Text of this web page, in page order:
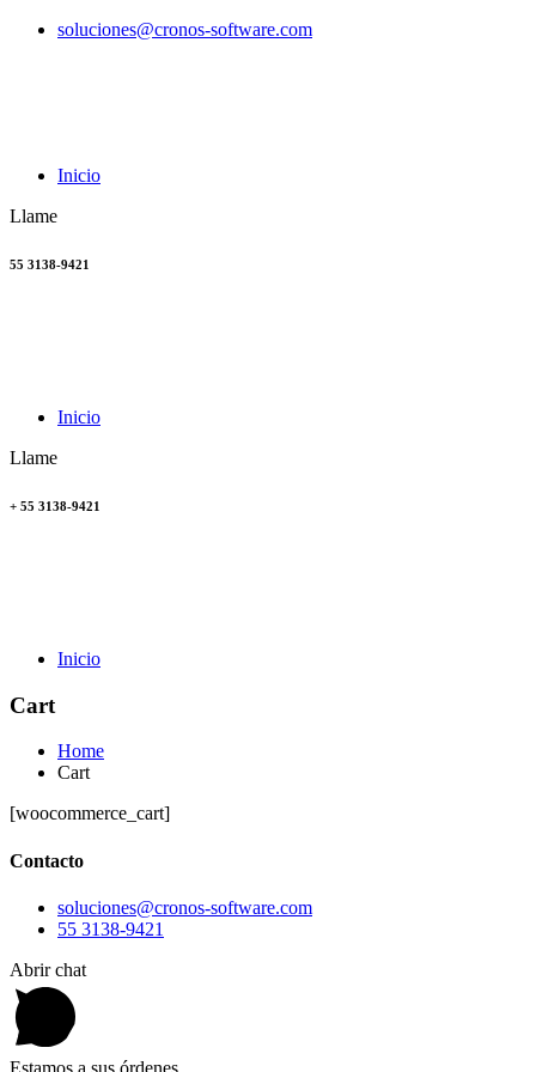
soluciones@cronos-software.com
Inicio
Llame
55 3138-9421
Inicio
Llame
+ 55 3138-9421
Inicio
Cart
Home
Cart
[woocommerce_cart]
Contacto
soluciones@cronos-software.com
55 3138-9421
Abrir chat
Estamos a sus órdenes